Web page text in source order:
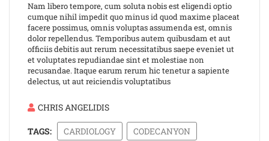
Nam libero tempore, cum soluta nobis est eligendi optio
cumque nihil impedit quo minus id quod maxime placeat
facere possimus, omnis voluptas assumenda est, omnis
dolor repellendus. Temporibus autem quibusdam et aut
officiis debitis aut rerum necessitatibus saepe eveniet ut
et voluptates repudiandae sint et molestiae non
recusandae. Itaque earum rerum hic tenetur a sapiente
delectus, ut aut reiciendis voluptatibus
CHRIS ANGELIDIS
TAGS: CARDIOLOGY
CODECANYON